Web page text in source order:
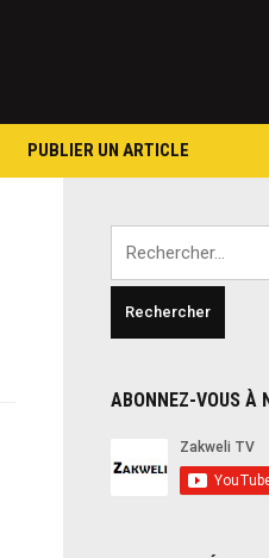
PUBLIER UN ARTICLE
ABONNEZ-VOUS À